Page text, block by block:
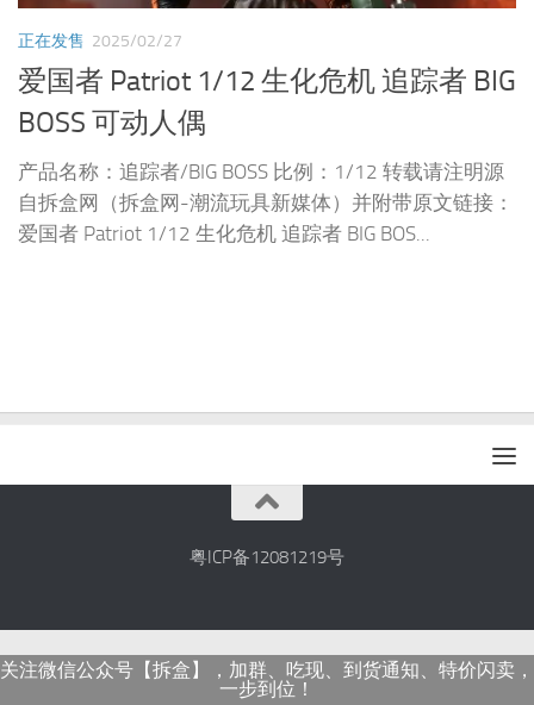
正在发售 2025/02/27
爱国者 Patriot 1/12 生化危机 追踪者 BIG
BOSS 可动人偶
产品名称：追踪者/BIG BOSS 比例：1/12 转载请注明源
自拆盒网（拆盒网-潮流玩具新媒体）并附带原文链接：
爱国者 Patriot 1/12 生化危机 追踪者 BIG BOS...
粤ICP备12081219号
关注微信公众号【拆盒】，加群、吃现、到货通知、特价闪卖，
一步到位！